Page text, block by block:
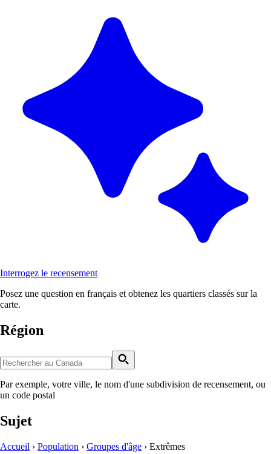
Interrogez le recensement
Posez une question en français et obtenez les quartiers classés sur la
carte.
Région
Par exemple, votre ville, le nom d'une subdivision de recensement, ou
un code postal
Sujet
Accueil › Population › Groupes d'âge › Extrêmes